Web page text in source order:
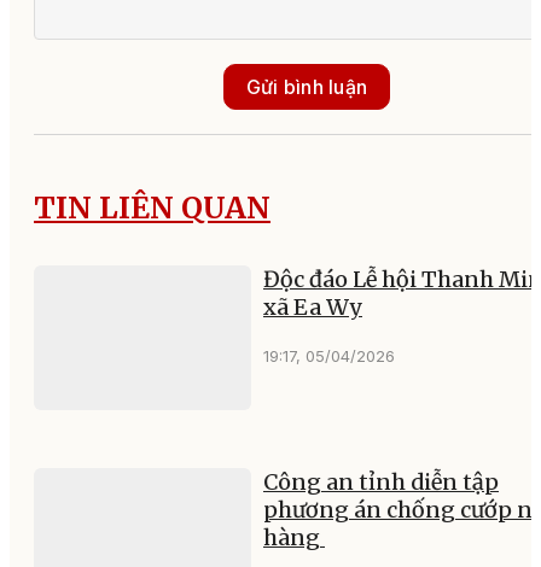
Gửi bình luận
TIN LIÊN QUAN
Độc đáo Lễ hội Thanh
xã Ea Wy
19:17, 05/04/2026
Công an tỉnh diễn tập
phương án chống cướp
hàng